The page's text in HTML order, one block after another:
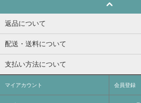
返品について
配送・送料について
支払い方法について
マイアカウント 会員登録